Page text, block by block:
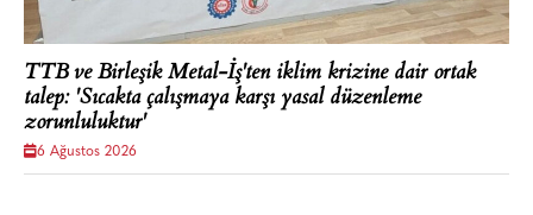
TTB ve Birleşik Metal-İş'ten iklim krizine dair ortak
talep: 'Sıcakta çalışmaya karşı yasal düzenleme
zorunluluktur'
6 Ağustos 2026